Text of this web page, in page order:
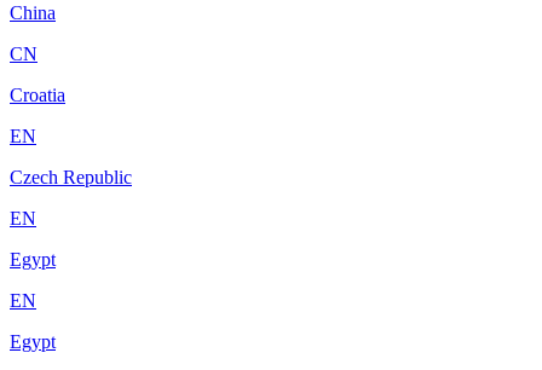
China
CN
Croatia
EN
Czech Republic
EN
Egypt
EN
Egypt